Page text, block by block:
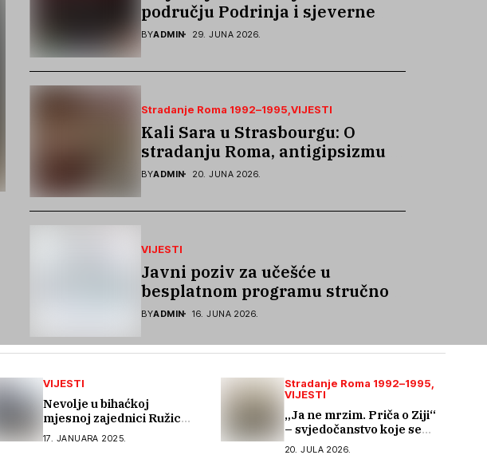
području Podrinja i sjeverne
Bosne 1992–1995. godine
BYADMIN 29. JUNA 2026.
Stradanje Roma 1992–1995 VIJESTI
Kali Sara u Strasbourgu: O
stradanju Roma, antigipsizmu i
borbi protiv govora mržnje
BYADMIN 20. JUNA 2026.
VIJESTI
Javni poziv za učešće u
besplatnom programu stručnog
osposobljavanja i podrške pri
BYADMIN 16. JUNA 2026.
VIJESTI
Nevolje u bihaćkoj
mjesnoj zajednici Ružica:
zgrade u kojima žive
romske porodice već 15
17. JANUARA 2025.
Stradanje Roma 1992–1995
VIJESTI
„Ja ne mrzim. Priča o Ziji“
– svjedočanstvo koje se
ne smije zaboraviti
20. JULA 2026.